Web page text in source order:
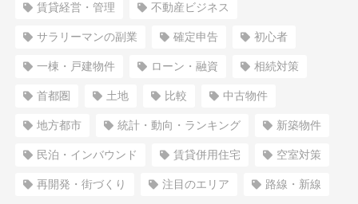
賃貸経営・管理 不動産ビジネス
サラリーマンの副業 確定申告 初心者
一棟・戸建物件 ローン・融資 相続対策
首都圏 土地 比較 中古物件
地方都市 統計・動向・ランキング 新築物件
民泊・インバウンド 賃貸併用住宅 空室対策
再開発・街づくり 注目のエリア 路線・新線